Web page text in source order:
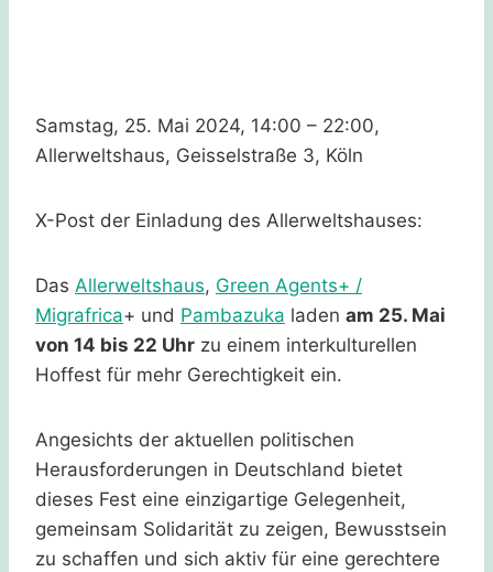
Samstag, 25. Mai 2024, 14:00 – 22:00,
Allerweltshaus, Geisselstraße 3, Köln
X-Post der Einladung des Allerweltshauses:
Das Allerweltshaus, Green Agents+ /
Migrafrica+ und Pambazuka laden am 25. Mai
von 14 bis 22 Uhr zu einem interkulturellen
Hoffest für mehr Gerechtigkeit ein.
Angesichts der aktuellen politischen
Herausforderungen in Deutschland bietet
dieses Fest eine einzigartige Gelegenheit,
gemeinsam Solidarität zu zeigen, Bewusstsein
zu schaffen und sich aktiv für eine gerechtere